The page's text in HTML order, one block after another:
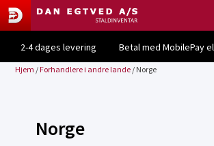
2-4 dages levering Betal med MobilePay
Hjem /Forhandlere i andre lande / Norge
Norge